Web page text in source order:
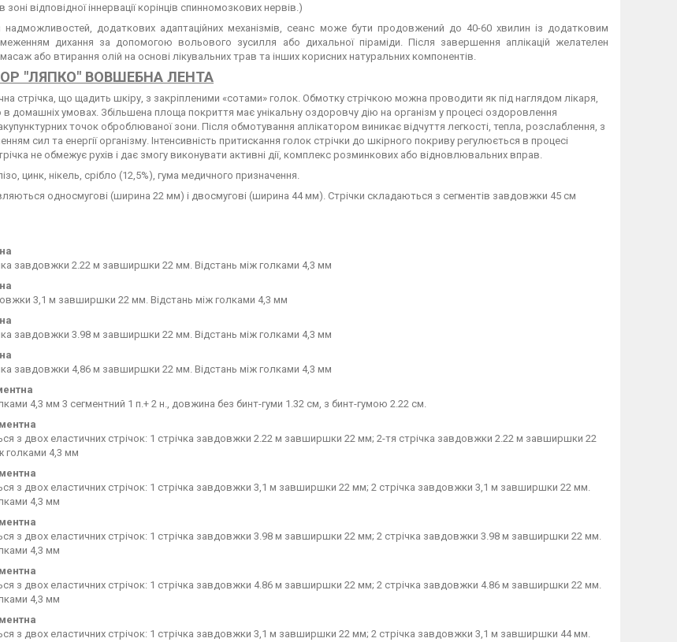
зоні відповідної іннервації корінців спинномозкових нервів.)
надможливостей, додаткових адаптаційних механізмів, сеанс може бути продовжений до 40-60 хвилин із додатковим
дихання за допомогою вольового зусилля або дихальної піраміди. Після завершення аплікацій желателен
або втирання олій на основі лікувальних трав та інших корисних натуральних компонентів.
"ЛЯПКО" ВОВШЕБНА ЛЕНТА
стрічка, що щадить шкіру, з закріпленими «сотами» голок. Обмотку стрічкою можна проводити як під наглядом лікаря,
в домашніх умовах. Збільшена площа покриття має унікальну оздоровчу дію на організм у процесі оздоровлення
точок оброблюваної зони. Після обмотування аплікатором виникає відчуття легкості, тепла, розслаблення, з
сил та енергії організму. Інтенсивність притискання голок стрічки до шкірного покриву регулюється в процесі
не обмежує рухів і дає змогу виконувати активні дії, комплекс розминкових або відновлювальних вправ.
цинк, нікель, срібло (12,5%), гума медичного призначення.
односмугові (ширина 22 мм) і двосмугові (ширина 44 мм). Стрічки складаються з сегментів завдовжки 45 см
завдовжки 2.22 м завширшки 22 мм. Відстань між голками 4,3 мм
3,1 м завширшки 22 мм. Відстань між голками 4,3 мм
завдовжки 3.98 м завширшки 22 мм. Відстань між голками 4,3 мм
завдовжки 4,86 м завширшки 22 мм. Відстань між голками 4,3 мм
4,3 мм 3 сегментний 1 п.+ 2 н., довжина без бинт-гуми 1.32 см, з бинт-гумою 2.22 см.
з двох еластичних стрічок: 1 стрічка завдовжки 2.22 м завширшки 22 мм; 2-тя стрічка завдовжки 2.22 м завширшки 22
голками 4,3 мм
з двох еластичних стрічок: 1 стрічка завдовжки 3,1 м завширшки 22 мм; 2 стрічка завдовжки 3,1 м завширшки 22 мм.
4,3 мм
з двох еластичних стрічок: 1 стрічка завдовжки 3.98 м завширшки 22 мм; 2 стрічка завдовжки 3.98 м завширшки 22 мм.
4,3 мм
з двох еластичних стрічок: 1 стрічка завдовжки 4.86 м завширшки 22 мм; 2 стрічка завдовжки 4.86 м завширшки 22 мм.
4,3 мм
з двох еластичних стрічок: 1 стрічка завдовжки 3,1 м завширшки 22 мм; 2 стрічка завдовжки 3,1 м завширшки 44 мм.